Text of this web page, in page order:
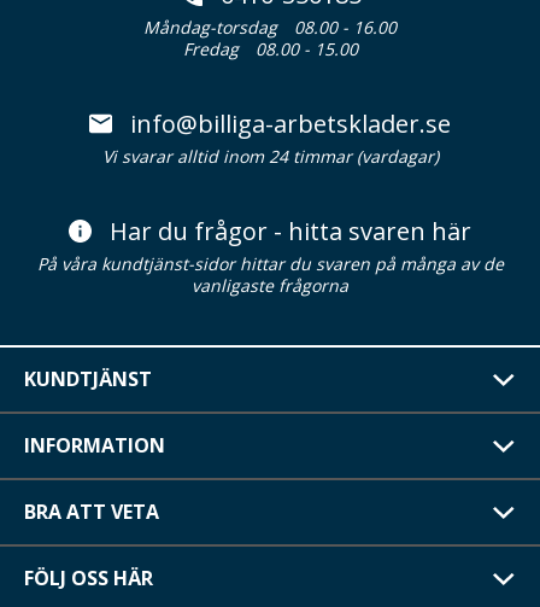
Måndag-torsdag
08.00 - 16.00
Fredag
08.00 - 15.00
info@billiga-arbetsklader.se
Vi svarar alltid inom 24 timmar (vardagar)
Har du frågor - hitta svaren här
På våra kundtjänst-sidor hittar du svaren på många av de
vanligaste frågorna
KUNDTJÄNST
INFORMATION
BRA ATT VETA
FÖLJ OSS HÄR